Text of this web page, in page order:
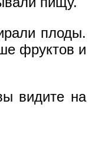
плоды.
фруктов и
видите на